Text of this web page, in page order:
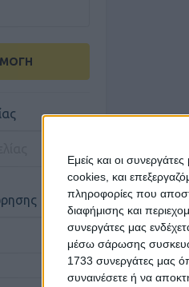
Εμείς και οι
cookies, και
πληροφορίες που
διαφήμισης και
συνεργάτες μας
μέσω σάρωσης
1733 συνεργάτες μας
συναινέσετε ή να